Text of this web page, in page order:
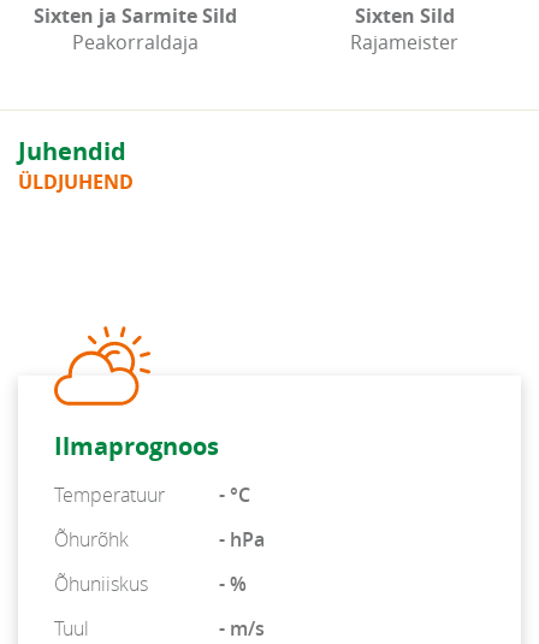
Sixten ja Sarmite Sild
Peakorraldaja
Sixten Sild
Rajameister
Juhendid
ÜLDJUHEND
Ilmaprognoos
Temperatuur
- °C
Õhurõhk
- hPa
Õhuniiskus
- %
Tuul
- m/s